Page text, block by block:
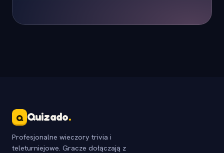
Q Quizado.
Profesjonalne wieczory trivia i
teleturniejowe. Gracze dołączają z